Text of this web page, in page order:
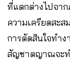
ที่แตกต่างไปจาก
ความเครียดสะส
การตัดสินใจทำ
สัญชาตญาณจะท